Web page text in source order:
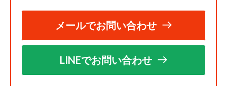
メールでお問い合わせ
LINEでお問い合わせ